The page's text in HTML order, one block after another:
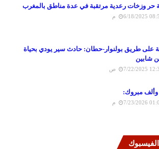
حر وزخات رعدية مرتقبة في عدة مناطق بالمغرب
08:52:00 م
على طريق بولنوار-حطان: حادث سير يودي بحياة
شابين
12:33:00 ص
وألف مبروك:
01:00:00 م